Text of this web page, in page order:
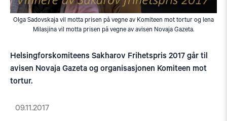
Olga Sadovskaja vil motta prisen på vegne av Komiteen mot tortur og lena
Milasjina vil motta prisen på vegne av avisen Novaja Gazeta.
Helsingforskomiteens Sakharov Frihetspris 2017 går til
avisen Novaja Gazeta og organisasjonen Komiteen mot
tortur.
09.11.2017